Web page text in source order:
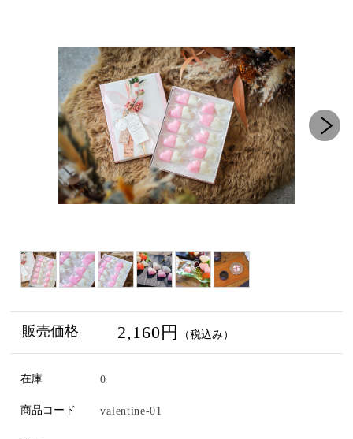
販売価格 2,160円 （税込み）
在庫 0
商品コード valentine-01